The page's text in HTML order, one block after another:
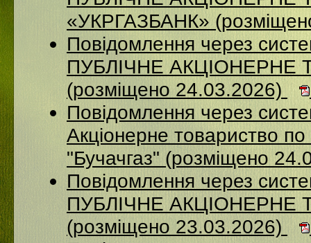
«УКРГАЗБАНК»
Повідомлення через
ПУБЛІЧНЕ
(розміщено 24.03.2026)
Повідомлення через
Акціонерне товариство по
"Бучачгаз" (розміщено
Повідомлення через
ПУБЛІЧНЕ АКЦІОНЕРНЕ
(розміщено 23.03.2026)